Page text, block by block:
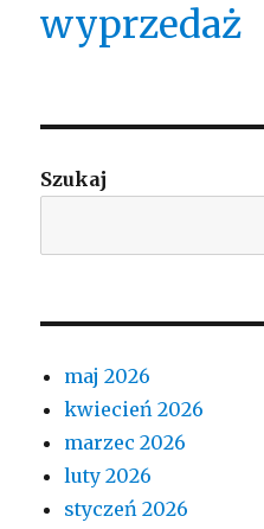
wyprzedaż
Szukaj
maj 2026
kwiecień 2026
marzec 2026
luty 2026
styczeń 2026